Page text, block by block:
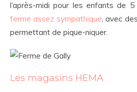
l’après-midi pour les enfants de
ferme assez sympathique, avec
permettant de pique-niquer.
Les magasins HEMA